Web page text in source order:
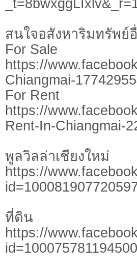
สนใจอสังหาริมทรัพย์
For Sale
https://
Chiangmai-
For Rent
https://
Rent-In-Chiangmai-
พูลวิลล่าเชียงใหม่
https://
ที่ดิน
https://